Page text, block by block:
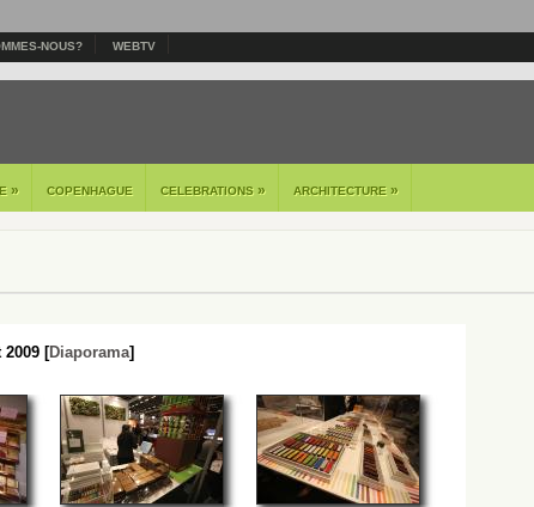
NOUS? WEBTV
» COPENHAGUE CELEBRATIONS » ARCHITECTURE »
[Diaporama]